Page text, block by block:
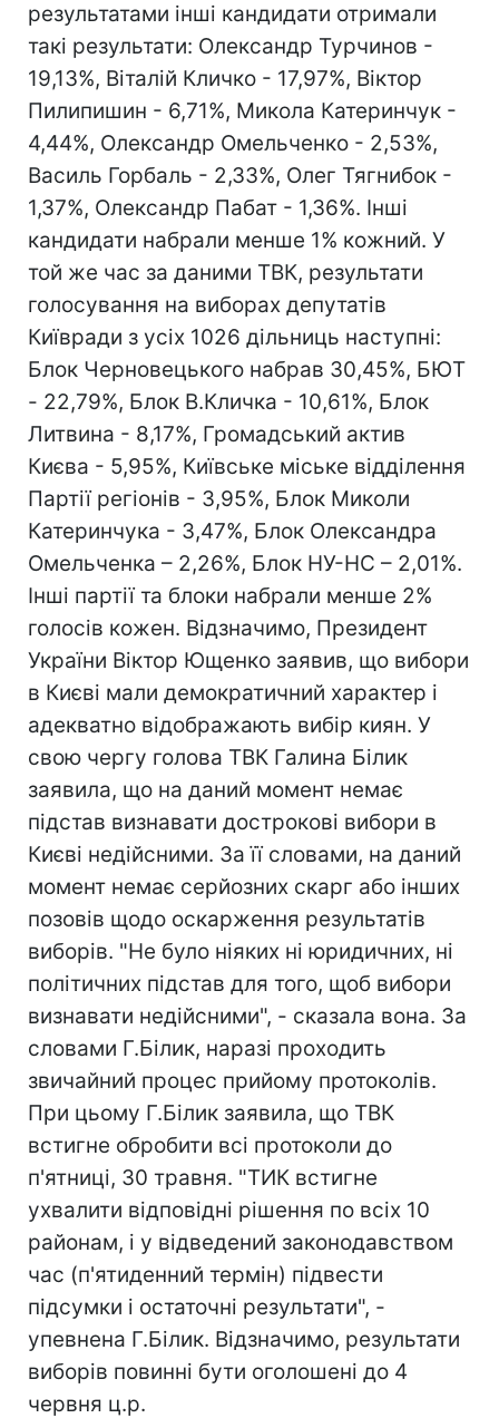
результатами інші кандидати отримали
такі результати: Олександр Турчинов -
19,13%, Віталій Кличко - 17,97%, Віктор
Пилипишин - 6,71%, Микола Катеринчук -
4,44%, Олександр Омельченко - 2,53%,
Василь Горбаль - 2,33%, Олег Тягнибок -
1,37%, Олександр Пабат - 1,36%. Інші
кандидати набрали менше 1% кожний. У
той же час за даними ТВК, результати
голосування на виборах депутатів
Київради з усіх 1026 дільниць наступні:
Блок Черновецького набрав 30,45%, БЮТ
- 22,79%, Блок В.Кличка - 10,61%, Блок
Литвина - 8,17%, Громадський актив
Києва - 5,95%, Київське міське відділення
Партії регіонів - 3,95%, Блок Миколи
Катеринчука - 3,47%, Блок Олександра
Омельченка – 2,26%, Блок НУ-НС – 2,01%.
Інші партії та блоки набрали менше 2%
голосів кожен. Відзначимо, Президент
України Віктор Ющенко заявив, що вибори
в Києві мали демократичний характер і
адекватно відображають вибір киян. У
свою чергу голова ТВК Галина Білик
заявила, що на даний момент немає
підстав визнавати дострокові вибори в
Києві недійсними. За її словами, на даний
момент немає серйозних скарг або інших
позовів щодо оскарження результатів
виборів. "Не було ніяких ні юридичних, ні
політичних підстав для того, щоб вибори
визнавати недійсними", - сказала вона. За
словами Г.Білик, наразі проходить
звичайний процес прийому протоколів.
При цьому Г.Білик заявила, що ТВК
встигне обробити всі протоколи до
п'ятниці, 30 травня. "ТИК встигне
ухвалити відповідні рішення по всіх 10
районам, і у відведений законодавством
час (п'ятиденний термін) підвести
підсумки і остаточні результати", -
упевнена Г.Білик. Відзначимо, результати
виборів повинні бути оголошені до 4
червня ц.р.